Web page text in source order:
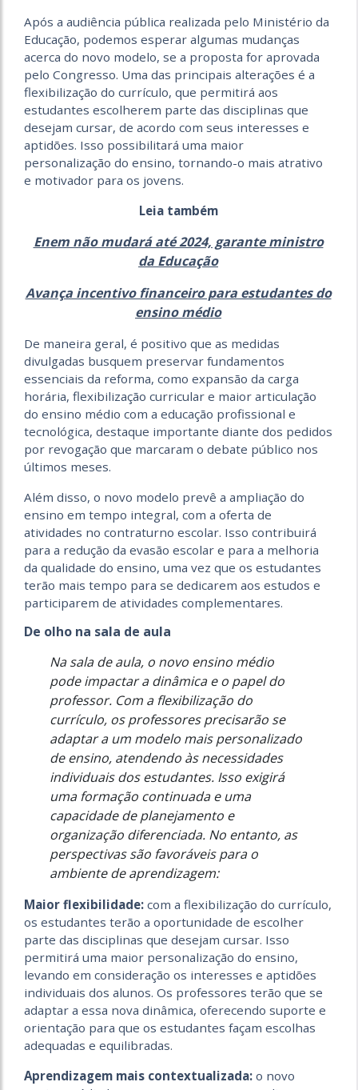
Após a audiência pública realizada pelo Ministério da
Educação, podemos esperar algumas mudanças
acerca do novo modelo, se a proposta for aprovada
pelo Congresso. Uma das principais alterações é a
flexibilização do currículo, que permitirá aos
estudantes escolherem parte das disciplinas que
desejam cursar, de acordo com seus interesses e
aptidões. Isso possibilitará uma maior
personalização do ensino, tornando-o mais atrativo
e motivador para os jovens.
Leia também
Enem não mudará até 2024, garante ministro
da Educação
Avança incentivo financeiro para estudantes do
ensino médio
De maneira geral, é positivo que as medidas
divulgadas busquem preservar fundamentos
essenciais da reforma, como expansão da carga
horária, flexibilização curricular e maior articulação
do ensino médio com a educação profissional e
tecnológica, destaque importante diante dos pedidos
por revogação que marcaram o debate público nos
últimos meses.
Além disso, o novo modelo prevê a ampliação do
ensino em tempo integral, com a oferta de
atividades no contraturno escolar. Isso contribuirá
para a redução da evasão escolar e para a melhoria
da qualidade do ensino, uma vez que os estudantes
terão mais tempo para se dedicarem aos estudos e
participarem de atividades complementares.
De olho na sala de aula
Na sala de aula, o novo ensino médio
pode impactar a dinâmica e o papel do
professor. Com a flexibilização do
currículo, os professores precisarão se
adaptar a um modelo mais personalizado
de ensino, atendendo às necessidades
individuais dos estudantes. Isso exigirá
uma formação continuada e uma
capacidade de planejamento e
organização diferenciada. No entanto, as
perspectivas são favoráveis para o
ambiente de aprendizagem:
Maior flexibilidade: com a flexibilização do currículo,
os estudantes terão a oportunidade de escolher
parte das disciplinas que desejam cursar. Isso
permitirá uma maior personalização do ensino,
levando em consideração os interesses e aptidões
individuais dos alunos. Os professores terão que se
adaptar a essa nova dinâmica, oferecendo suporte e
orientação para que os estudantes façam escolhas
adequadas e equilibradas.
Aprendizagem mais contextualizada: o novo